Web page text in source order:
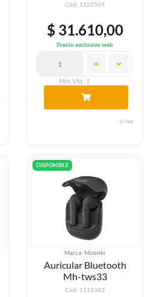
Cód: 1122509
$ 31.610,00
Precio exclusivo web
Min. Vta.: 1
c/iva
DISPONIBLE
Marca: Moonki
Auricular Bluetooth
Mh-tws33
Cód: 1118382